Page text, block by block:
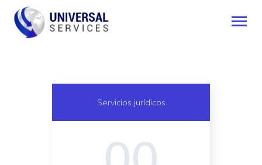
SERVICIOS
MÉTODO DE PAGO
Servicios jurídicos